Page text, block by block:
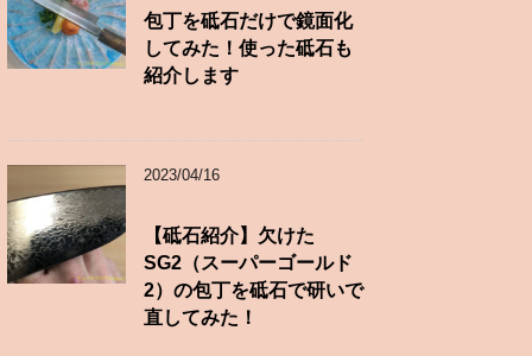
包丁を砥石だけで鏡面化
してみた！使った砥石も
紹介します
2023/04/16
【砥石紹介】欠けた
SG2（スーパーゴールド
2）の包丁を砥石で研いで
直してみた！